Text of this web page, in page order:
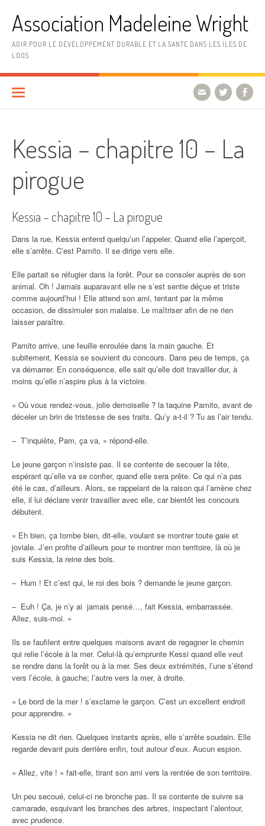
contenuAssociation Madeleine Wright
AGIR POUR LE DEVELOPPEMENT DURABLE ET LA SANTE DANS LES ILES DE
LOOS
Kessia – chapitre 10 – La
pirogue
Kessia – chapitre 10 – La pirogue
Dans la rue, Kessia entend quelqu’un l’appeler. Quand elle l’aperçoit,
elle s’arrête. C’est Pamito. Il se dirige vers elle.
Elle partait se réfugier dans la forêt. Pour se consoler auprès de son
animal. Oh ! Jamais auparavant elle ne s’est sentie déçue et triste
comme aujourd’hui ! Elle attend son ami, tentant par la même
occasion, de dissimuler son malaise. Le maîtriser afin de ne rien
laisser paraître.
Pamito arrive, une feuille enroulée dans la main gauche. Et
subitement, Kessia se souvient du concours. Dans peu de temps, ça
va démarrer. En conséquence, elle sait qu’elle doit travailler dur, à
moins qu’elle n’aspire plus à la victoire.
« Où vous rendez-vous, jolie demoiselle ? la taquine Pamito, avant de
déceler un brin de tristesse de ses traits. Qu’y a-t-il ? Tu as l’air tendu.
– T’inquiète, Pam, ça va, » répond-elle.
Le jeune garçon n’insiste pas. Il se contente de secouer la tête,
espérant qu’elle va se confier, quand elle sera prête. Ce qui n’a pas
été le cas, d’ailleurs. Alors, se rappelant de la raison qui l’amène chez
elle, il lui déclare venir travailler avec elle, car bientôt les concours
débutent.
« Eh bien, ça tombe bien, dit-elle, voulant se montrer toute gaie et
joviale. J’en profite d’ailleurs pour te montrer mon territoire, là où je
suis Kessia, la reine des bois.
– Hum ! Et c’est qui, le roi des bois ? demande le jeune garçon.
– Euh ! Ça, je n’y ai jamais pensé…, fait Kessia, embarrassée.
Allez, suis-moi. »
Ils se faufilent entre quelques maisons avant de regagner le chemin
qui relie l’école à la mer. Celui-là qu’emprunte Kessi quand elle veut
se rendre dans la forêt ou à la mer. Ses deux extrémités, l’une s’étend
vers l’école, à gauche; l’autre vers la mer, à droite.
« Le bord de la mer ! s’exclame le garçon. C’est un excellent endroit
pour apprendre. »
Kessia ne dit rien. Quelques instants après, elle s’arrête soudain. Elle
regarde devant puis derrière enfin, tout autour d’eux. Aucun espion.
« Allez, vite ! » fait-elle, tirant son ami vers la rentrée de son territoire.
Un peu secoué, celui-ci ne bronche pas. Il se contente de suivre sa
camarade, esquivant les branches des arbres, inspectant l’alentour,
avec prudence.